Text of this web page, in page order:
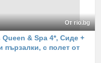
От rio.bg
& Spa 4*, Сиде +
пързалки, с полет от